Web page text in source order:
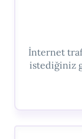
İnternet
istediğiniz